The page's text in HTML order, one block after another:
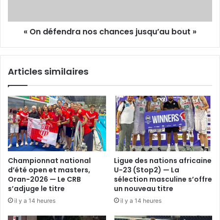
« On défendra nos chances jusqu’au bout »
Articles similaires
Championnat national
d’été open et masters,
Oran-2026 — Le CRB
s’adjuge le titre
il y a 14 heures
Ligue des nations africaine
U-23 (Stop2) — La
sélection masculine s’offre
un nouveau titre
il y a 14 heures